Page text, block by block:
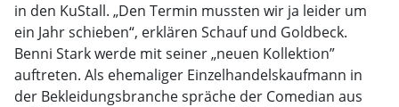
in den KuStall. „Den Termin mussten wir ja leider um
ein Jahr schieben“, erklären Schauf und Goldbeck.
Benni Stark werde mit seiner „neuen Kollektion”
auftreten. Als ehemaliger Einzelhandelskaufmann in
der Bekleidungsbranche spräche der Comedian aus